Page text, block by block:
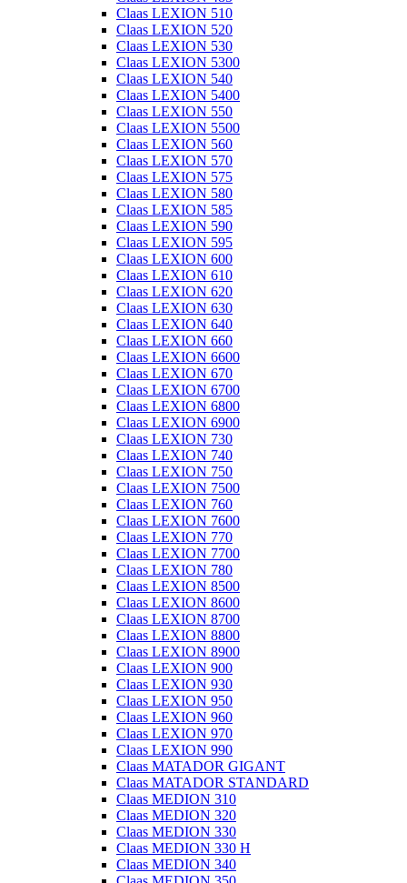
Claas LEXION 510
Claas LEXION 520
Claas LEXION 530
Claas LEXION 5300
Claas LEXION 540
Claas LEXION 5400
Claas LEXION 550
Claas LEXION 5500
Claas LEXION 560
Claas LEXION 570
Claas LEXION 575
Claas LEXION 580
Claas LEXION 585
Claas LEXION 590
Claas LEXION 595
Claas LEXION 600
Claas LEXION 610
Claas LEXION 620
Claas LEXION 630
Claas LEXION 640
Claas LEXION 660
Claas LEXION 6600
Claas LEXION 670
Claas LEXION 6700
Claas LEXION 6800
Claas LEXION 6900
Claas LEXION 730
Claas LEXION 740
Claas LEXION 750
Claas LEXION 7500
Claas LEXION 760
Claas LEXION 7600
Claas LEXION 770
Claas LEXION 7700
Claas LEXION 780
Claas LEXION 8500
Claas LEXION 8600
Claas LEXION 8700
Claas LEXION 8800
Claas LEXION 8900
Claas LEXION 900
Claas LEXION 930
Claas LEXION 950
Claas LEXION 960
Claas LEXION 970
Claas LEXION 990
Claas MATADOR GIGANT
Claas MATADOR STANDARD
Claas MEDION 310
Claas MEDION 320
Claas MEDION 330
Claas MEDION 330 H
Claas MEDION 340